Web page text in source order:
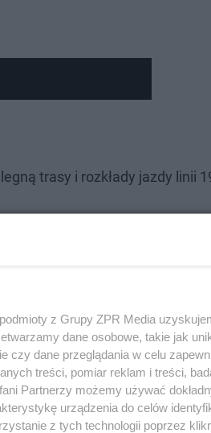
trasy i rozkłady jazdy linii
z Grupy ZPR Media
dane osobowe, takie jak
czy dane przeglądania w celu
treści, pomiar reklam i treści,
Partnerzy możemy używać
urządzenia do celów
z tych technologii poprzez